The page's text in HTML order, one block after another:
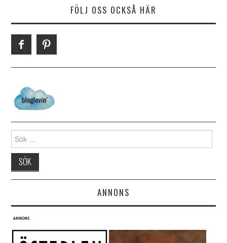
FÖLJ OSS OCKSÅ HÄR
Search for:
ANNONS